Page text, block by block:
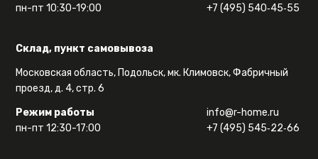
пн-пт 10:30-19:00
+7 (495) 540‑45‑55
Склад, пункт самовывоза
Московская область, Подольск, мк. Климовск, Фабричный
проезд, д. 4, стр. 6
Режим работы
пн-пт 12:30-17:00
info@r-home.ru
+7 (495) 545‑22‑66